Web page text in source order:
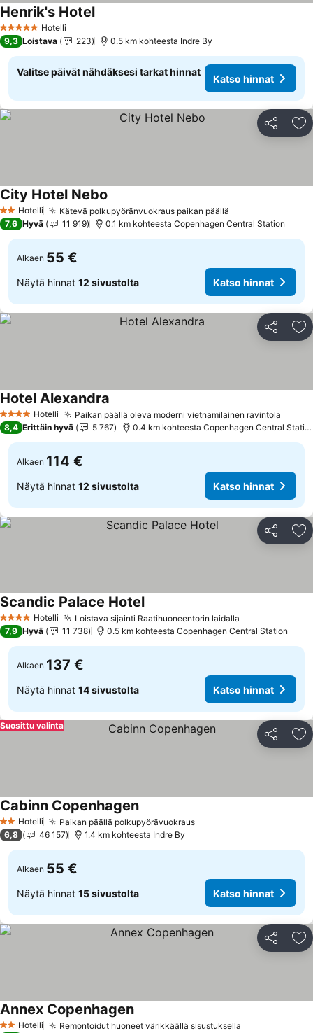
5 Tähtiluokitus
Hotelli
Henrik's HotelKatso hinnat
9,3 Loistava 223 0.5 km kohteesta Indre By
Valitse päivät nähdäksesi tarkat hinnat
Katso hinnat
Jaa
2 Tähtiluokitus
Hotelli Kätevä polkupyöränvuokraus paikan päällä
City Hotel Nebo
7,6 Hyvä 11 919 0.1 km kohteesta Copenhagen Central Station
Alkaen 55 €
Näytä hinnat 12 sivustolta Katso hinnat
Jaa
4 Tähtiluokitus
Hotelli Paikan päällä oleva moderni vietnamilainen ravintola
Hotel Alexandra
8,4 Erittäin hyvä 5 767 0.4 km kohteesta Copenhagen Central
Alkaen 114 €
Näytä hinnat 12 sivustolta Katso hinnat
Jaa
4 Tähtiluokitus
Hotelli Loistava sijainti Raatihuoneentorin laidalla
Scandic Palace HotelKatso hinnat
7,9 Hyvä 11 738 0.5 km kohteesta Copenhagen Central Station
Alkaen 137 €
Näytä hinnat 14 sivustolta Katso hinnat
Jaa
Suosittu valinta
2 Tähtiluokitus
Hotelli Paikan päällä polkupyörävuokrausKatso hinnat
Cabinn CopenhagenKatso hinnat
6,8 46 157 1.4 km kohteesta Indre By
Alkaen 55 €
Näytä hinnat 15 sivustolta Katso hinnat
Jaa
2 Tähtiluokitus
Hotelli Remontoidut huoneet värikkäällä sisustuksella
Annex CopenhagenKatso hinnat